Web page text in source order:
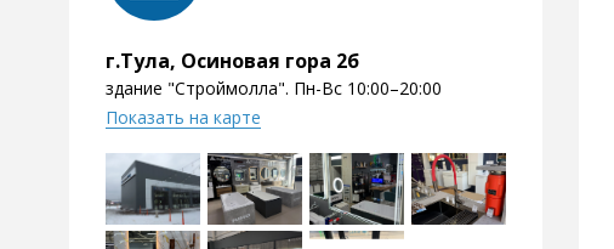
г.Тула, Осиновая гора 2б
здание "Строймолла". Пн-Вс 10:00–20:00
Показать на карте